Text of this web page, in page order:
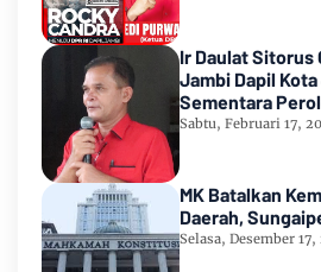
Ir Daulat Sitorus
Jambi Dapil
Sementara
2024
Sabtu, Februari 17,
MK Batalkan
Daerah,
Selasa, Desember